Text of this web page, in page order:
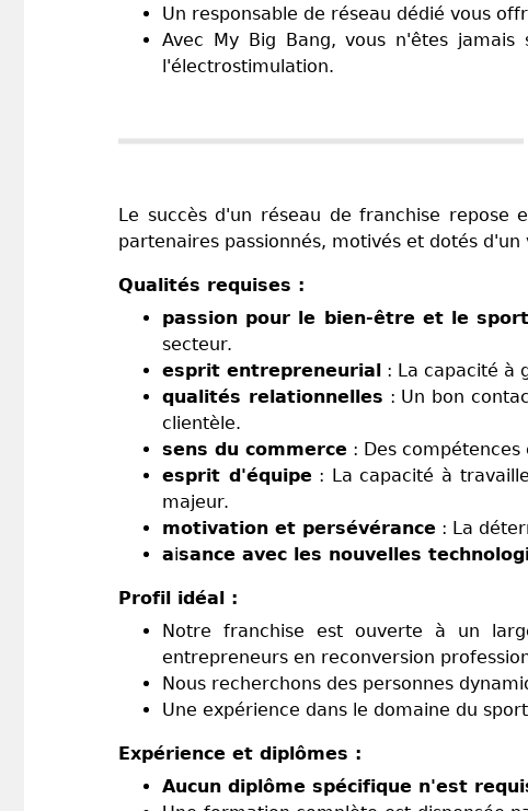
Un responsable de réseau dédié vous
Avec My Big Bang, vous n'êtes
l'électrostimulation.
Le succès d'un réseau de franchise repose
partenaires passionnés, motivés et dotés
Qualités requises :
passion pour le bien-être et le sport
secteur.
esprit entrepreneurial
: La capacité à
qualités relationnelles : Un bon
clientèle.
sens du commerce : Des
esprit d'équipe : La capacité à
majeur.
motivation et persévérance : La
aisance avec les nouvelles
Profil idéal :
Notre franchise est ouverte à un
entrepreneurs en reconversion
Nous recherchons des personnes
Une expérience dans le domaine du
Expérience et diplômes :
Aucun diplôme spécifique n'est